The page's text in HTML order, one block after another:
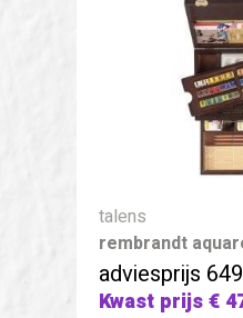
talens
rembrandt
adviesprijs
Kwast prijs€